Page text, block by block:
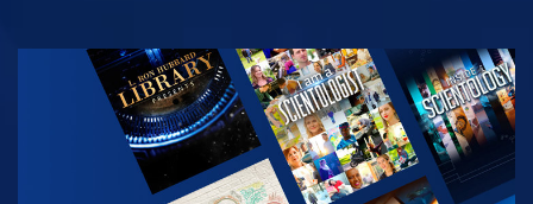
REGARDER
DÉCOUVRIR
LES SÉRIES